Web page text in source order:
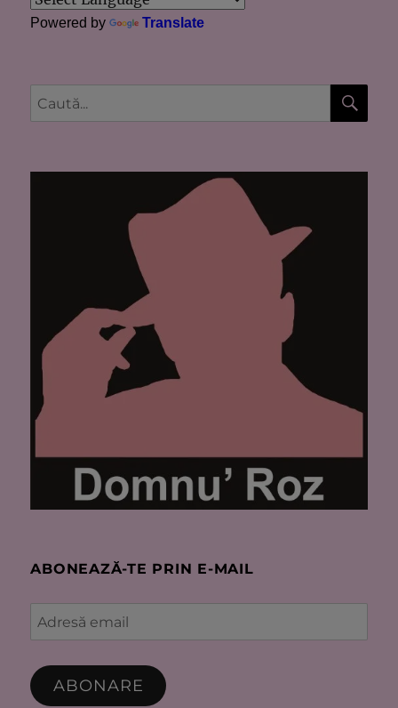
Powered by Translate
Caută
după:
ABONEAZĂ-TE PRIN E-MAIL
Adresă
email
ABONARE